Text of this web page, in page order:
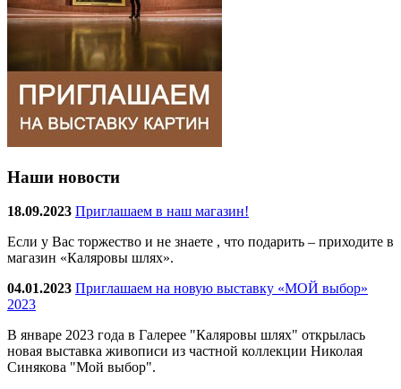
Наши новости
18.09.2023 Приглашаем в наш магазин!
Если у Вас торжество и не знаете , что подарить – приходите в
магазин «Каляровы шлях».
04.01.2023 Приглашаем на новую выставку «МОЙ выбор»
2023
В январе 2023 года в Галерее "Каляровы шлях" открылась
новая выставка живописи из частной коллекции Николая
Синякова "Мой выбор".